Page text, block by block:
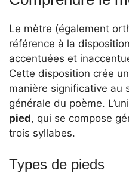
Le mètre (également
référence à la
accentuées et
Cette disposition crée
manière significative au
générale du poème.
pied, qui se compose
trois syllabes.
Types de pieds